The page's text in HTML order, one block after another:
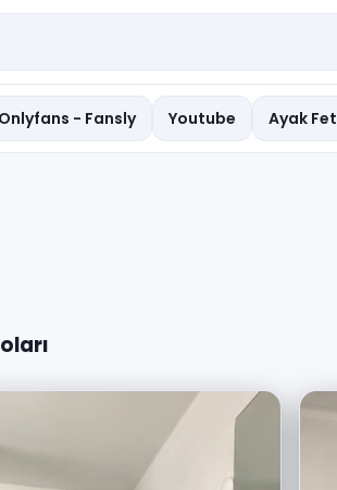
Onlyfans - Fansly Youtube Ayak